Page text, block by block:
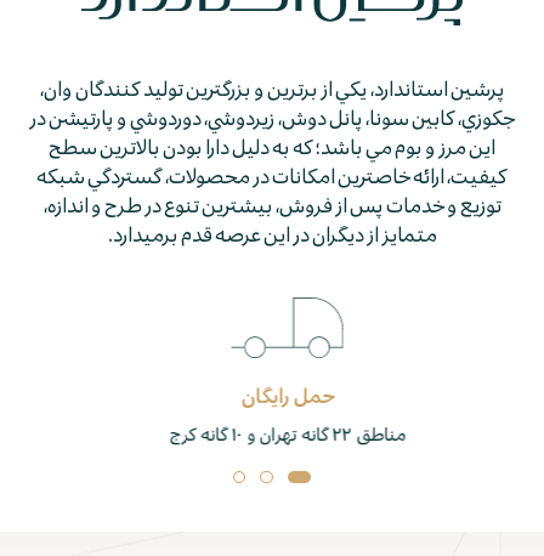
پرشين استاندارد، يكي از برترين و بزرگترين توليد كنندگان وان،
جكوزي، كابين سونا، پانل دوش، زيردوشي، دوردوشي و پارتيشن در
اين مرز و بوم مي باشد؛ كه به دليل دارا بودن بالاترين سطح
كيفيت، ارائه خاصترين امكانات در محصولات، گستردگي شبكه
توزيع و خدمات پس از فروش، بيشترين تنوع در طرح و اندازه،
متمايز از ديگران در اين عرصه قدم برمي­دارد.